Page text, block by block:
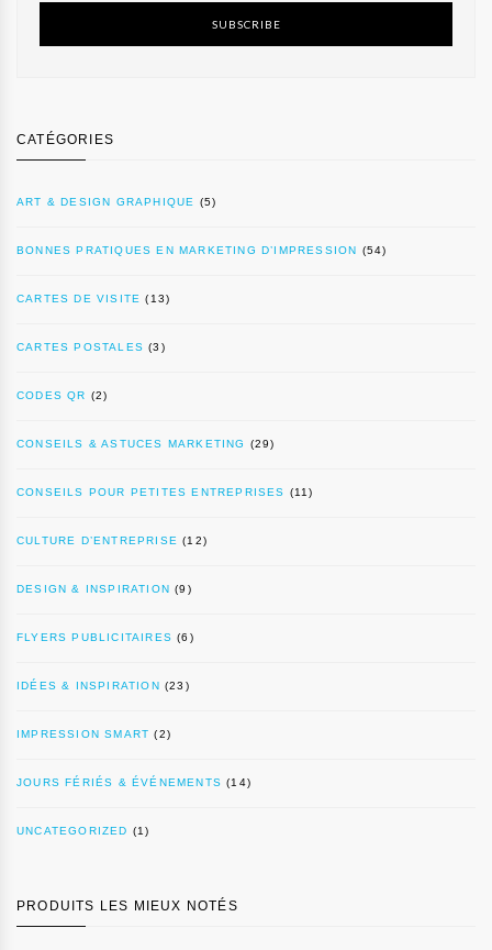
SUBSCRIBE
CATÉGORIES
ART & DESIGN GRAPHIQUE (5)
BONNES PRATIQUES EN MARKETING D’IMPRESSION (54)
CARTES DE VISITE (13)
CARTES POSTALES (3)
CODES QR (2)
CONSEILS & ASTUCES MARKETING (29)
CONSEILS POUR PETITES ENTREPRISES (11)
CULTURE D’ENTREPRISE (12)
DESIGN & INSPIRATION (9)
FLYERS PUBLICITAIRES (6)
IDÉES & INSPIRATION (23)
IMPRESSION SMART (2)
JOURS FÉRIÉS & ÉVÉNEMENTS (14)
UNCATEGORIZED (1)
PRODUITS LES MIEUX NOTÉS